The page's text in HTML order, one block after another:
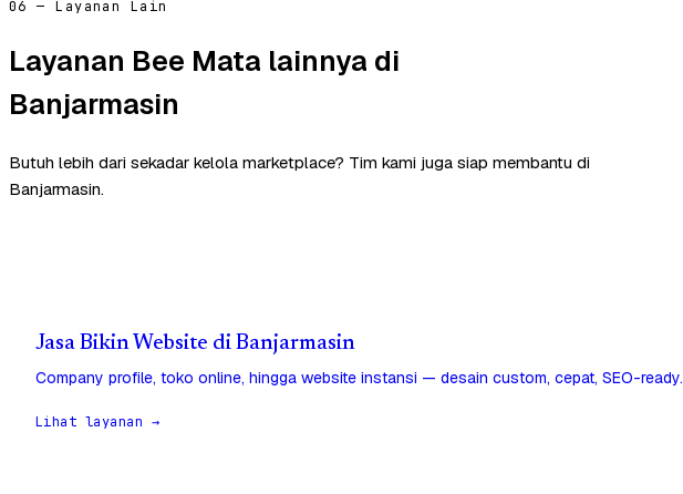
06 — Layanan Lain
Layanan Bee Mata lainnya di
Banjarmasin
Butuh lebih dari sekadar kelola marketplace? Tim kami juga siap membantu di
Banjarmasin.
Jasa Bikin Website di Banjarmasin
Company profile, toko online, hingga website instansi — desain custom, cepat, SEO-ready.
Lihat layanan →